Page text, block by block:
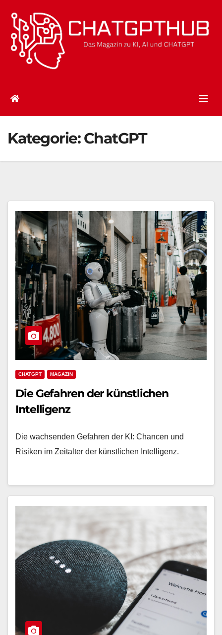
Inhalt
springen
Kategorie:ChatGPT
CHATGPT MAGAZIN
Die Gefahren der künstlichen
Intelligenz
Die wachsenden Gefahren der KI: Chancen und
Risiken im Zeitalter der künstlichen Intelligenz.